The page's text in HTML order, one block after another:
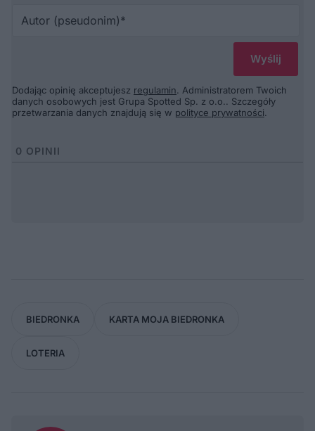
Dodając opinię akceptujesz regulamin. Administratorem Twoich
danych osobowych jest Grupa Spotted Sp. z o.o.. Szczegóły
przetwarzania danych znajdują się w polityce prywatności.
0 OPINII
BIEDRONKA KARTA MOJA BIEDRONKA
LOTERIA